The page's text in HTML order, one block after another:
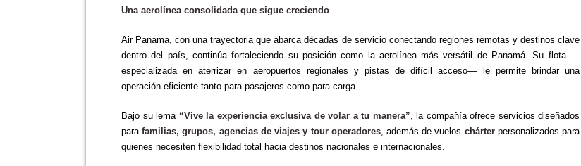
Una aerolínea consolidada que sigue creciendo
Air Panama, con una trayectoria que abarca décadas de servicio conectando regiones remotas y destinos clave
dentro del país, continúa fortaleciendo su posición como la aerolínea más versátil de Panamá. Su flota —
especializada en aterrizar en aeropuertos regionales y pistas de difícil acceso— le permite brindar una
operación eficiente tanto para pasajeros como para carga.
Bajo su lema “Vive la experiencia exclusiva de volar a tu manera”, la compañía ofrece servicios diseñados
parafamilias, grupos, agencias de viajes y tour operadores, además de vuelos chárterpersonalizados para
quienes necesiten flexibilidad total hacia destinos nacionales e internacionales.